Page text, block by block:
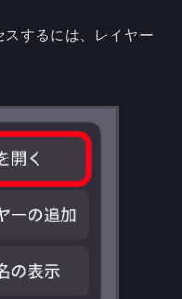
スするには、レイヤー